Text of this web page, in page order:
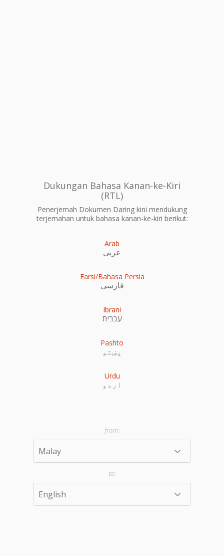
Dukungan Bahasa Kanan-ke-Kiri
(RTL)
Penerjemah Dokumen Daring kini mendukung
terjemahan untuk bahasa kanan-ke-kiri berikut:
Arab
عربى
Farsi/Bahasa Persia
فارسی
Ibrani
עִברִית
Pashto
پښتو
Urdu
اردو